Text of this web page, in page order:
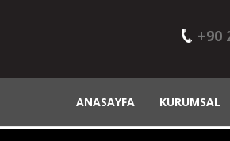
+90
ANASAYFA KURUMSAL